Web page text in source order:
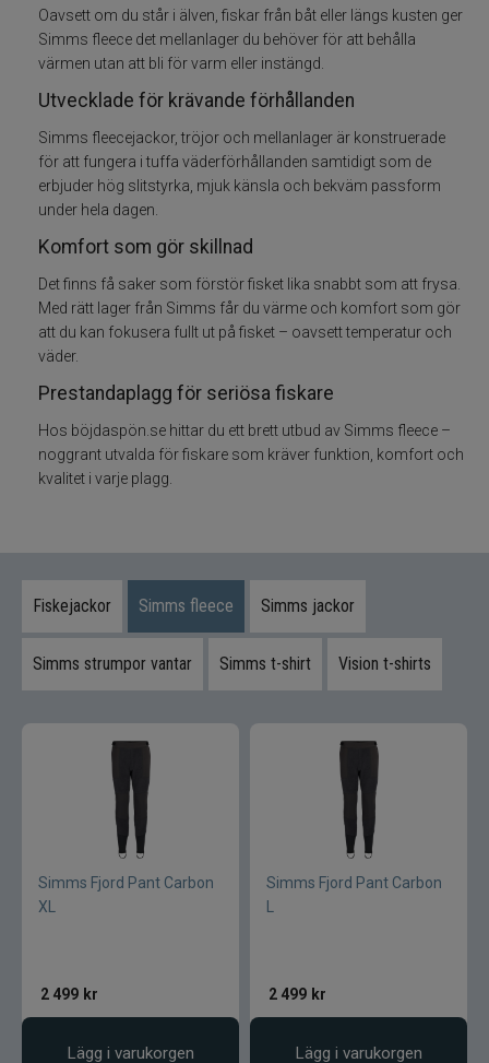
Flugfiskerullar
Flugfisketillbehör
Tafsar och tippet till flugfisket
Glasögon till fiske
Flytmedel till flugfiske
Vadarpaket
Vadare och vadarbyxor
Vadarskor
Flugor
Flugaskar
Bagar till fiske
Vantar och handskar
Mössor vantar sockor
Kepsar till flugfiske
Kläder till flugfiske
Vinterfiske
Trolling
Specimenfiske
Oavsett om du står i älven, fiskar från båt eller längs kusten ger
Simms fleece det mellanlager du behöver för att behålla
värmen utan att bli för varm eller instängd.
Utvecklade för krävande förhållanden
Simms fleecejackor, tröjor och mellanlager är konstruerade
för att fungera i tuffa väderförhållanden samtidigt som de
erbjuder hög slitstyrka, mjuk känsla och bekväm passform
under hela dagen.
Komfort som gör skillnad
Det finns få saker som förstör fisket lika snabbt som att frysa.
Med rätt lager från Simms får du värme och komfort som gör
att du kan fokusera fullt ut på fisket – oavsett temperatur och
väder.
Prestandaplagg för seriösa fiskare
Hos böjdaspön.se hittar du ett brett utbud av Simms fleece –
noggrant utvalda för fiskare som kräver funktion, komfort och
kvalitet i varje plagg.
Fiskejackor Simms fleece Simms jackor
Simms strumpor vantar Simms t-shirt Vision t-shirts
Simms Fjord Pant Carbon
XL
2 499 kr
Lägg i varukorgen
Simms Fjord Pant Carbon
2 499 kr
Lägg i varukorgen